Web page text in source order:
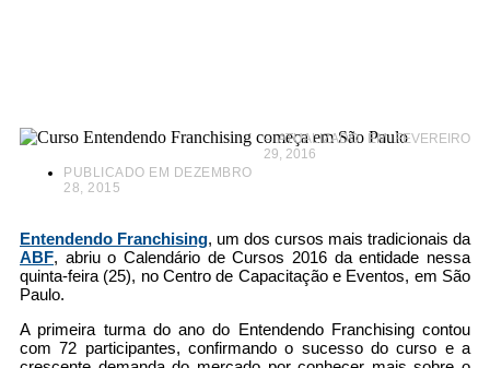
PUBLICADO EM DEZEMBRO
28, 2015
– ATUALIZADO EM FEVEREIRO
29, 2016
Entendendo Franchising, um dos cursos mais tradicionais da
ABF, abriu o Calendário de Cursos 2016 da entidade nessa
quinta-feira (25), no Centro de Capacitação e Eventos, em São
Paulo.
A primeira turma do ano do Entendendo Franchising contou
com 72 participantes, confirmando o sucesso do curso e a